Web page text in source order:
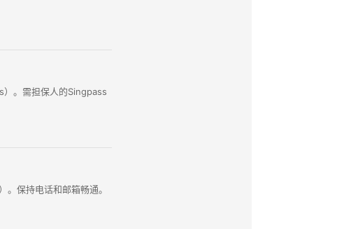
。需担保人的Singpass
保持电话和邮箱畅通。